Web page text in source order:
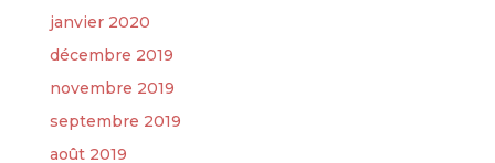
janvier 2020
décembre 2019
novembre 2019
septembre 2019
août 2019